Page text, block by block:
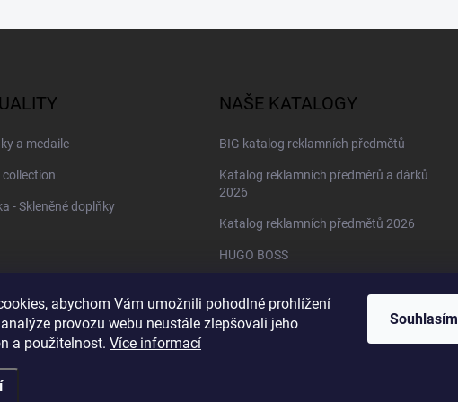
abychom Vám umožnili pohodlné prohlížení
provozu webu neustále zlepšovali jeho
a použitelnost. Více informací
Souhlasím
a medaile
- Skleněné doplňky
NAŠE KATALOGY
BIG katalog reklamních předmětů
Katalog reklamních předměrů a dárků
2026
Katalog reklamních předmětů 2026
HUGO BOSS
Christian Lacroix